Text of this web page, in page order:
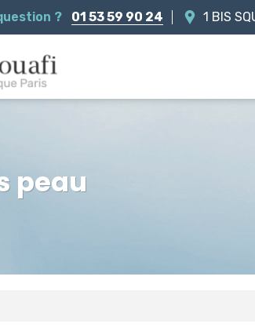
? 01 53 59 90 24 1 BIS
peau